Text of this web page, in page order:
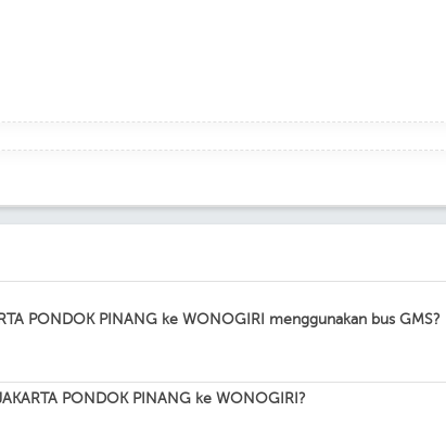
PONDOK PINANG ke WONOGIRI menggunakan bus GMS?
PONDOK PINANG ke WONOGIRI?